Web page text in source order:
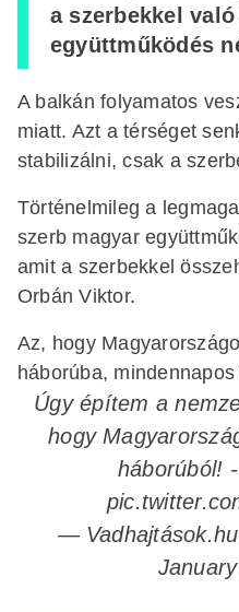
a szerbekkel
együttműködés
A balkán folyamatos
miatt. Azt a térséget
stabilizálni, csak a
Történelmileg a
szerb magyar
amit a szerbekkel
Orbán Viktor.
Az, hogy
háborúba, mindennapos
Úgy építem a
hogy
háborúból!
—